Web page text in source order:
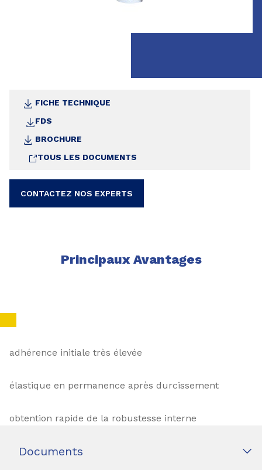
FICHE TECHNIQUE
FDS
BROCHURE
TOUS LES DOCUMENTS
CONTACTEZ NOS EXPERTS
Principaux Avantages
adhérence initiale très élevée
élastique en permanence après durcissement
obtention rapide de la robustesse interne
Documents